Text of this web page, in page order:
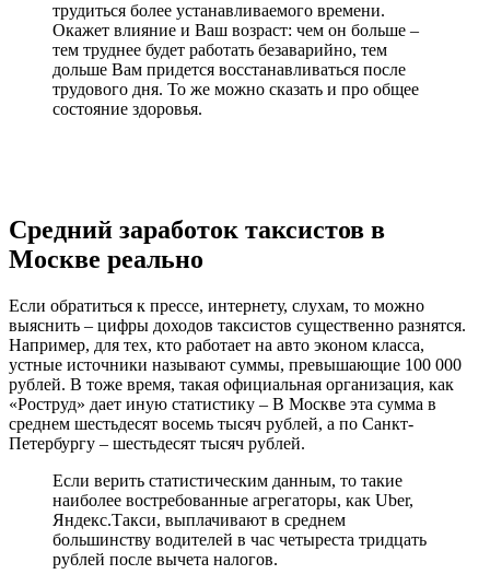
трудиться более устанавливаемого времени.
Окажет влияние и Ваш возраст: чем он больше –
тем труднее будет работать безаварийно, тем
дольше Вам придется восстанавливаться после
трудового дня. То же можно сказать и про общее
состояние здоровья.
Средний заработок таксистов в
Москве реально
Если обратиться к прессе, интернету, слухам, то можно
выяснить – цифры доходов таксистов существенно разнятся.
Например, для тех, кто работает на авто эконом класса,
устные источники называют суммы, превышающие 100 000
рублей. В тоже время, такая официальная организация, как
«Роструд» дает иную статистику – В Москве эта сумма в
среднем шестьдесят восемь тысяч рублей, а по Санкт-
Петербургу – шестьдесят тысяч рублей.
Если верить статистическим данным, то такие
наиболее востребованные агрегаторы, как Uber,
Яндекс.Такси, выплачивают в среднем
большинству водителей в час четыреста тридцать
рублей после вычета налогов.